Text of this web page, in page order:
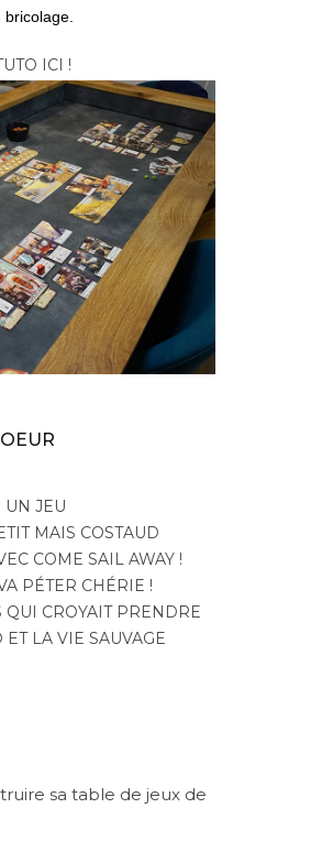
bricolage.
ICI !
UN JEU
MAIS COSTAUD
COME SAIL AWAY !
PÉTER CHÉRIE !
QUI CROYAIT PRENDRE
LA VIE SAUVAGE
sa table de jeux de